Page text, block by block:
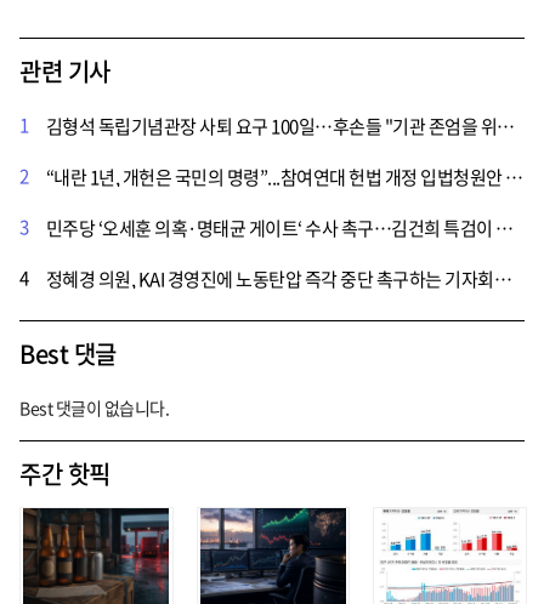
관련 기사
1
김형석 독립기념관장 사퇴 요구 100일…후손들 "기관 존엄을 위태롭게 하는 행위 용납 안돼"
2
“내란 1년, 개헌은 국민의 명령”...참여연대 헌법 개정 입법청원안 국회에 제출
3
민주당 ‘오세훈 의혹·명태균 게이트‘ 수사 촉구…김건희 특검이 직접 진행해야
4
정혜경 의원, KAI 경영진에 노동탄압 즉각 중단 촉구하는 기자회견 개최
Best 댓글
Best 댓글이 없습니다.
주간 핫픽